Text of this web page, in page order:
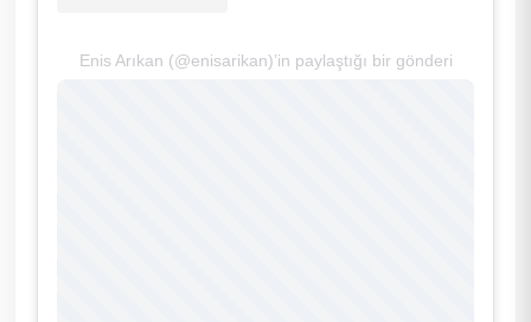
Enis Arıkan (@enisarikan)’in paylaştığı bir gönderi